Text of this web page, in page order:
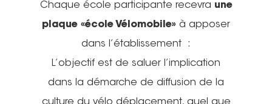
Chaque école participante recevra une
plaque «école Vélomobile» à apposer
dans l’établissement :
L’objectif est de saluer l’implication
dans la démarche de diffusion de la